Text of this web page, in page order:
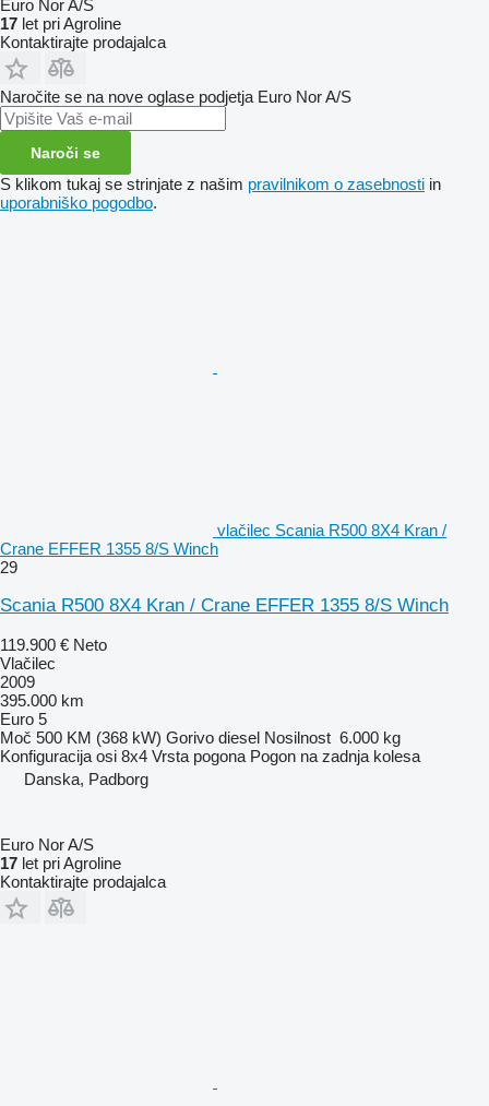
Euro Nor A/S
17 let pri Agroline
Kontaktirajte prodajalca
Naročite se na nove oglase podjetja Euro Nor A/S
Naroči se
S klikom tukaj se strinjate z našim pravilnikom o zasebnosti in
uporabniško pogodbo.
vlačilec Scania R500 8X4 Kran /
Crane EFFER 1355 8/S Winch
29
Scania R500 8X4 Kran / Crane EFFER 1355 8/S Winch
119.900 € Neto
Vlačilec
2009
395.000 km
Euro 5
Moč 500 KM (368 kW) Gorivo diesel Nosilnost 6.000 kg
Konfiguracija osi 8x4 Vrsta pogona Pogon na zadnja kolesa
Danska, Padborg
Euro Nor A/S
17 let pri Agroline
Kontaktirajte prodajalca